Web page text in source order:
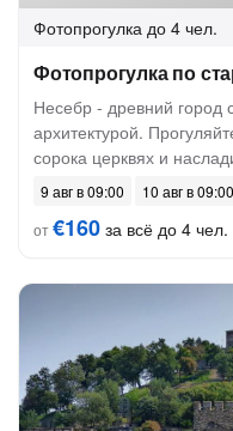
Фотопрогулка до 4 чел.
Фотопрогулка по
Несебр - древний город
архитектурой.
сорока церквях и
9 авг в 09:00
10 авг в 09:00
от€160 за всё до 4 чел.